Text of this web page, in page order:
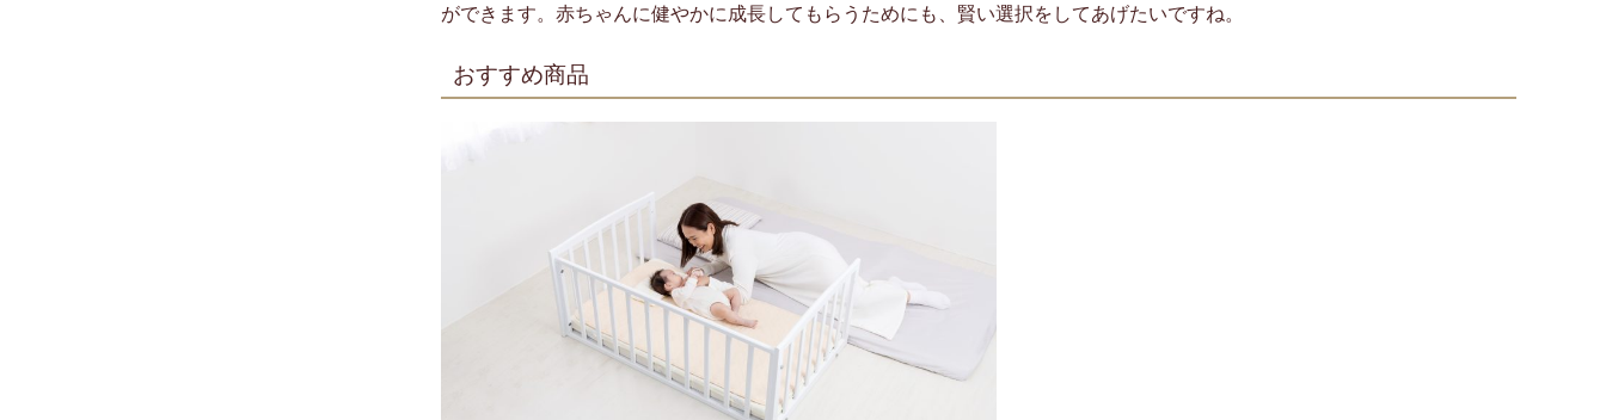
ができます。赤ちゃんに健やかに成長してもらうためにも、賢い選択をしてあげたいですね。
おすすめ商品